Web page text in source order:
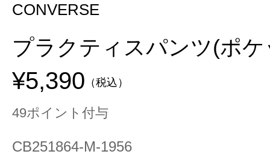
CONVERSE
プラクティスパンツ(ポ
¥5,390 （税込）
49ポイント付与
CB251864-M-1956